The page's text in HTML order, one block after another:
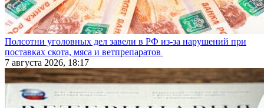
Полсотни уголовных дел завели в РФ из-за нарушений при
поставках скота, мяса и ветпрепаратов
7 августа 2026, 18:17